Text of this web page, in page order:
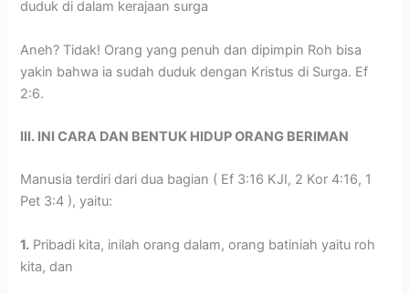
duduk di dalam kerajaan surga
Aneh? Tidak! Orang yang penuh dan dipimpin Roh bisa
yakin bahwa ia sudah duduk dengan Kristus di Surga. Ef
2:6.
III. INI CARA DAN BENTUK HIDUP ORANG BERIMAN
Manusia terdiri dari dua bagian ( Ef 3:16 KJI, 2 Kor 4:16, 1
Pet 3:4 ), yaitu:
1. Pribadi kita, inilah orang dalam, orang batiniah yaitu roh
kita, dan